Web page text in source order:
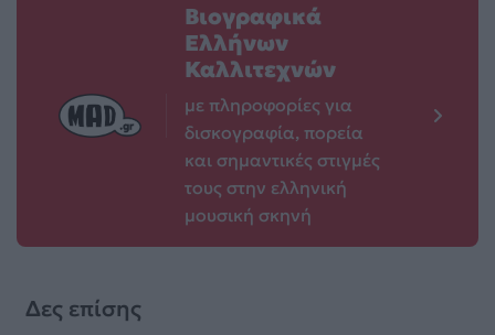
Βιογραφικά
Ελλήνων
Καλλιτεχνών
με πληροφορίες για
δισκογραφία, πορεία
και σημαντικές στιγμές
τους στην ελληνική
μουσική σκηνή
Δες επίσης